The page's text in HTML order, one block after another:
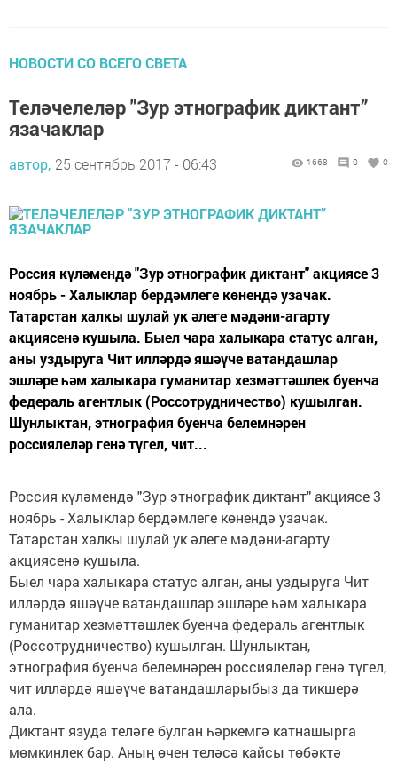
НОВОСТИ СО ВСЕГО СВЕТА
Теләчелеләр "Зур этнографик диктант”
язачаклар
автор, 25 сентябрь 2017 - 06:43 1668 0 0
Россия күләмендә "Зур этнографик диктант" акциясе 3
ноябрь - Халыклар бердәмлеге көнендә узачак.
Татарстан халкы шулай ук әлеге мәдәни-агарту
акциясенә кушыла. Быел чара халыкара статус алган,
аны уздыруга Чит илләрдә яшәүче ватандашлар
эшләре һәм халыкара гуманитар хезмәттәшлек буенча
федераль агентлык (Россотрудничество) кушылган.
Шунлыктан, этнография буенча белемнәрен
россиялеләр генә түгел, чит...
Россия күләмендә "Зур этнографик диктант" акциясе 3
ноябрь - Халыклар бердәмлеге көнендә узачак.
Татарстан халкы шулай ук әлеге мәдәни-агарту
акциясенә кушыла.
Быел чара халыкара статус алган, аны уздыруга Чит
илләрдә яшәүче ватандашлар эшләре һәм халыкара
гуманитар хезмәттәшлек буенча федераль агентлык
(Россотрудничество) кушылган. Шунлыктан,
этнография буенча белемнәрен россиялеләр генә түгел,
чит илләрдә яшәүче ватандашларыбыз да тикшерә
ала.
Диктант язуда теләге булган һәркемгә катнашырга
мөмкинлек бар. Аның өчен теләсә кайсы төбәктә